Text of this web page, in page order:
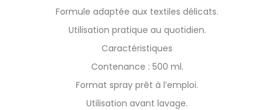
Formule adaptée aux textiles délicats.
Utilisation pratique au quotidien.
Caractéristiques
Contenance : 500 ml.
Format spray prêt à l’emploi.
Utilisation avant lavage.